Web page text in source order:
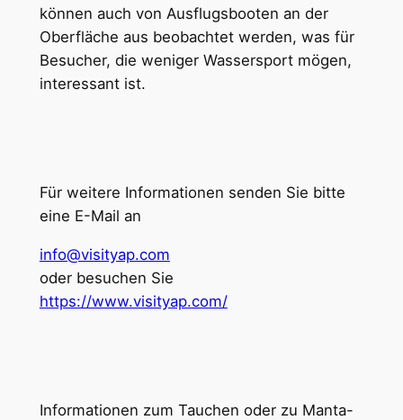
können auch von Ausflugsbooten an der
Oberfläche aus beobachtet werden, was für
Besucher, die weniger Wassersport mögen,
interessant ist.
Für weitere Informationen senden Sie bitte
eine E-Mail an
info@visityap.com
oder besuchen Sie
https://www.visityap.com/
Informationen zum Tauchen oder zu Manta-